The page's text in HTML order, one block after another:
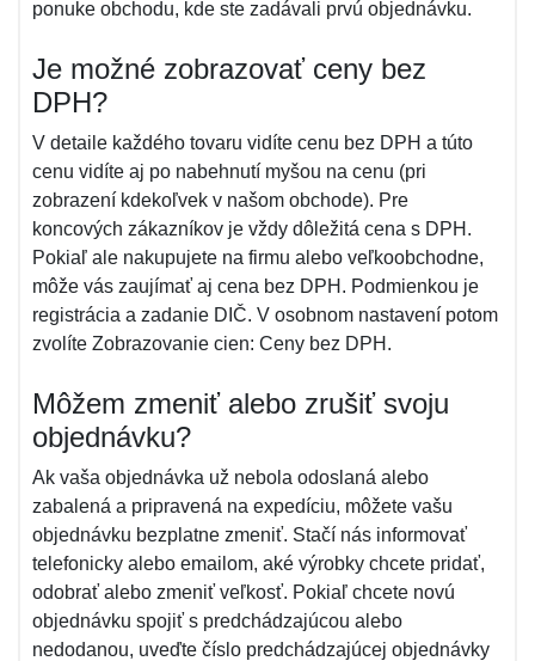
ponuke obchodu, kde ste zadávali prvú objednávku.
Je možné zobrazovať ceny bez
DPH?
V detaile každého tovaru vidíte cenu bez DPH a túto
cenu vidíte aj po nabehnutí myšou na cenu (pri
zobrazení kdekoľvek v našom obchode). Pre
koncových zákazníkov je vždy dôležitá cena s DPH.
Pokiaľ ale nakupujete na firmu alebo veľkoobchodne,
môže vás zaujímať aj cena bez DPH. Podmienkou je
registrácia a zadanie DIČ. V osobnom nastavení potom
zvolíte Zobrazovanie cien: Ceny bez DPH.
Môžem zmeniť alebo zrušiť svoju
objednávku?
Ak vaša objednávka už nebola odoslaná alebo
zabalená a pripravená na expedíciu, môžete vašu
objednávku bezplatne zmeniť. Stačí nás informovať
telefonicky alebo emailom, aké výrobky chcete pridať,
odobrať alebo zmeniť veľkosť. Pokiaľ chcete novú
objednávku spojiť s predchádzajúcou alebo
nedodanou, uveďte číslo predchádzajúcej objednávky